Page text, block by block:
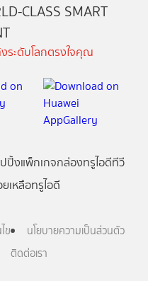
CLASS SMART
ระดับโลกตรงใจคุณ
ปิ้งแพ็กเกจกล่องทรูไอดีทีวี
เหลือทรูไอดี
ข
นโยบายความเป็นส่วนตัว
ติดต่อเรา